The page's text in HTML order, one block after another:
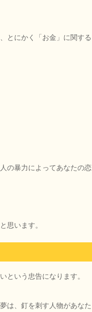
とにかく「お金」に関する
の暴力によってあなたの恋
思います。
という忠告になります。
は、釘を刺す人物があなた